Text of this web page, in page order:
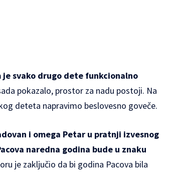
je svako drugo dete funkcionalno
pokazalo, prostor za nadu postoji. Na
deteta napravimo beslovesno goveče.
i omega Petar u pratnji izvesnog
naredna godina bude u znaku
je zaključio da bi godina Pacova bila